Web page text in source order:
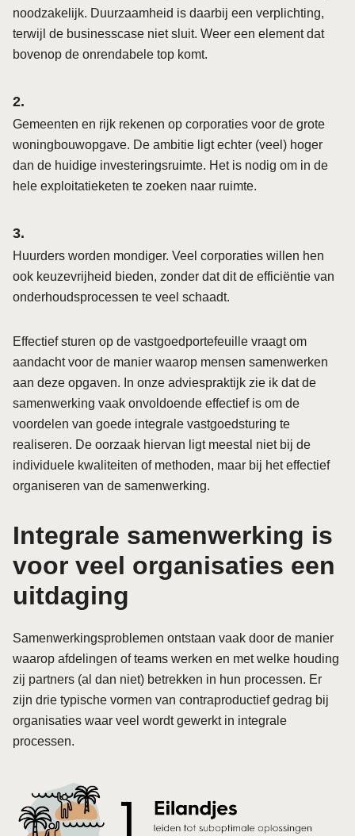
noodzakelijk. Duurzaamheid is daarbij een verplichting,
terwijl de businesscase niet sluit. Weer een element dat
bovenop de onrendabele top komt.
Gemeenten en rijk rekenen op corporaties voor de grote
woningbouwopgave. De ambitie ligt echter (veel) hoger
dan de huidige investeringsruimte. Het is nodig om in de
hele exploitatieketen te zoeken naar ruimte.
Huurders worden mondiger. Veel corporaties willen hen
ook keuzevrijheid bieden, zonder dat dit de efficiëntie van
onderhoudsprocessen te veel schaadt.
Effectief sturen op de vastgoedportefeuille vraagt om
aandacht voor de manier waarop mensen samenwerken
aan deze opgaven. In onze adviespraktijk zie ik dat de
samenwerking vaak onvoldoende effectief is om de
voordelen van goede integrale vastgoedsturing te
realiseren. De oorzaak hiervan ligt meestal niet bij de
individuele kwaliteiten of methoden, maar bij het effectief
organiseren van de samenwerking.
Integrale samenwerking is
voor veel organisaties een
uitdaging
Samenwerkingsproblemen ontstaan vaak door de manier
waarop afdelingen of teams werken en met welke houding
zij partners (al dan niet) betrekken in hun processen. Er
zijn drie typische vormen van contraproductief gedrag bij
organisaties waar veel wordt gewerkt in integrale
processen.